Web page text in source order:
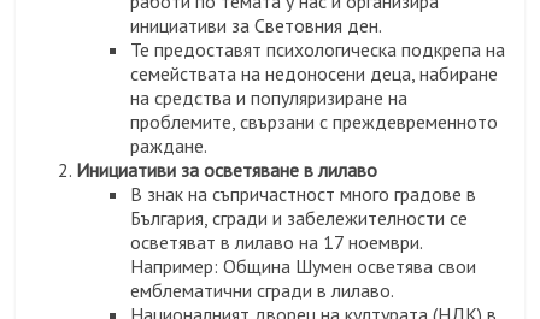
инициативи за Световния ден.
Те предоставят психологическа подкрепа на
семействата на недоносени деца, набиране
на средства и популяризиране на
проблемите, свързани с преждевременното
раждане.
Инициативи за осветяване в лилаво
В знак на съпричастност много градове в
България, сгради и забележителности се
осветяват в лилаво на 17 ноември.
Например: Община Шумен осветява свои
емблематични сгради в лилаво.